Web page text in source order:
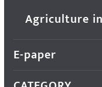
Agriculture
E-paper